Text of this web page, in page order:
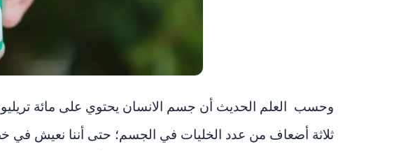
وحسب العلم الحديث أن جسم الانسان يحتوي على مائة تريليون
ثلاثة أضعاف من عدد الخليات في الجسم؛ حتى أننا نعيش في